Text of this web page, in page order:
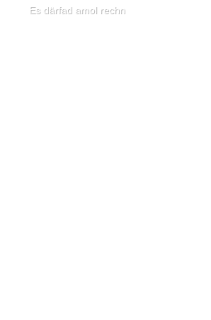
Es därfad amol rechn